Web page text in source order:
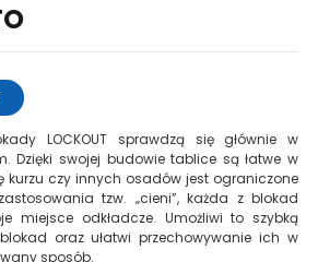
LOCKOUT sprawdzą się głównie w
Dzięki swojej budowie tablice są łatwe w
czy innych osadów jest ograniczone
tzw. „cieni”, każda z blokad
miejsce odkładcze. Umożliwi to szybką
oraz ułatwi przechowywanie ich w
sposób.